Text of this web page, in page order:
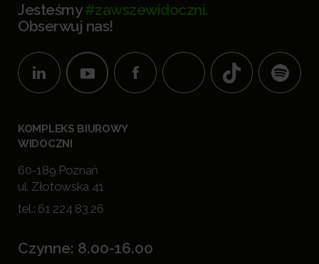
Jesteśmy#zawszewidoczni.
Obserwuj nas!
KOMPLEKS BIUROWY
WIDOCZNI
60-189 Poznań
ul. Złotowska 41
tel.: 61 224 83 26
Czynne: 8.00-16.00